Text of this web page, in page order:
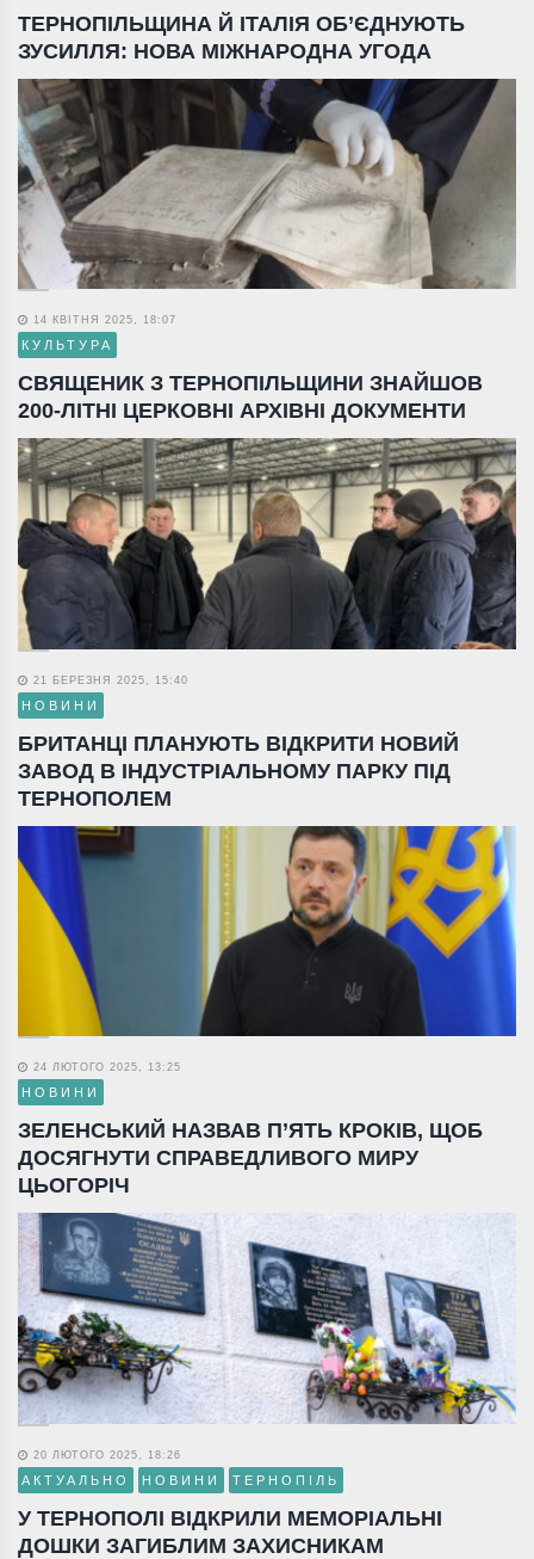
ТЕРНОПІЛЬЩИНА Й ІТАЛІЯ ОБ’ЄДНУЮТЬ
ЗУСИЛЛЯ: НОВА МІЖНАРОДНА УГОДА
14 КВІТНЯ 2025, 18:07
КУЛЬТУРА
СВЯЩЕНИК З ТЕРНОПІЛЬЩИНИ ЗНАЙШОВ
200-ЛІТНІ ЦЕРКОВНІ АРХІВНІ ДОКУМЕНТИ
21 БЕРЕЗНЯ 2025, 15:40
НОВИНИ
БРИТАНЦІ ПЛАНУЮТЬ ВІДКРИТИ НОВИЙ
ЗАВОД В ІНДУСТРІАЛЬНОМУ ПАРКУ ПІД
ТЕРНОПОЛЕМ
24 ЛЮТОГО 2025, 13:25
НОВИНИ
ЗЕЛЕНСЬКИЙ НАЗВАВ П’ЯТЬ КРОКІВ, ЩОБ
ДОСЯГНУТИ СПРАВЕДЛИВОГО МИРУ
ЦЬОГОРІЧ
20 ЛЮТОГО 2025, 18:26
АКТУАЛЬНО НОВИНИ ТЕРНОПІЛЬ
У ТЕРНОПОЛІ ВІДКРИЛИ МЕМОРІАЛЬНІ
ДОШКИ ЗАГИБЛИМ ЗАХИСНИКАМ